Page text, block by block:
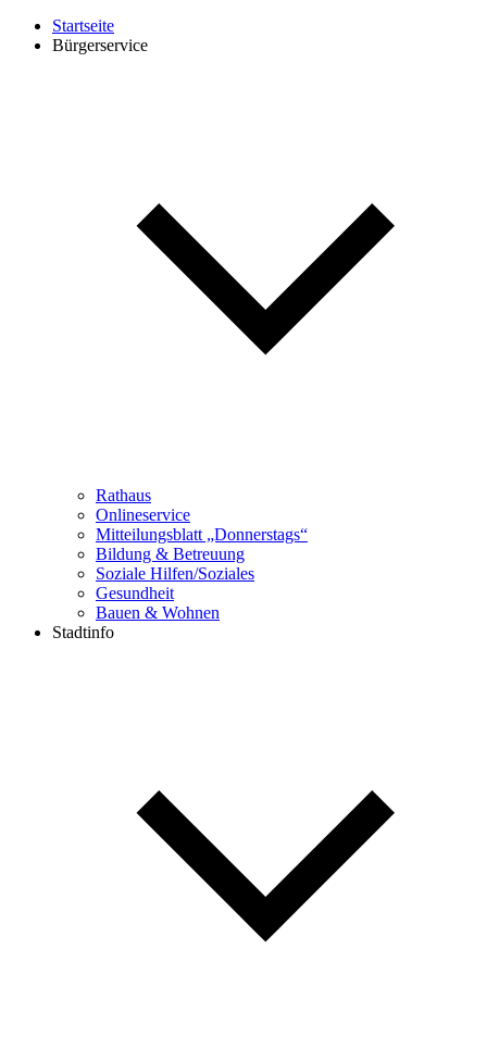
Startseite
Bürgerservice
Rathaus
Onlineservice
Mitteilungsblatt „Donnerstags“
Bildung & Betreuung
Soziale Hilfen/Soziales
Gesundheit
Bauen & Wohnen
Stadtinfo